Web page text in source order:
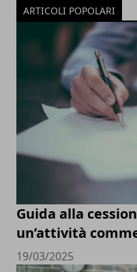
ARTICOLI POPOLARI
Guida alla
un’attività
19/03/2025